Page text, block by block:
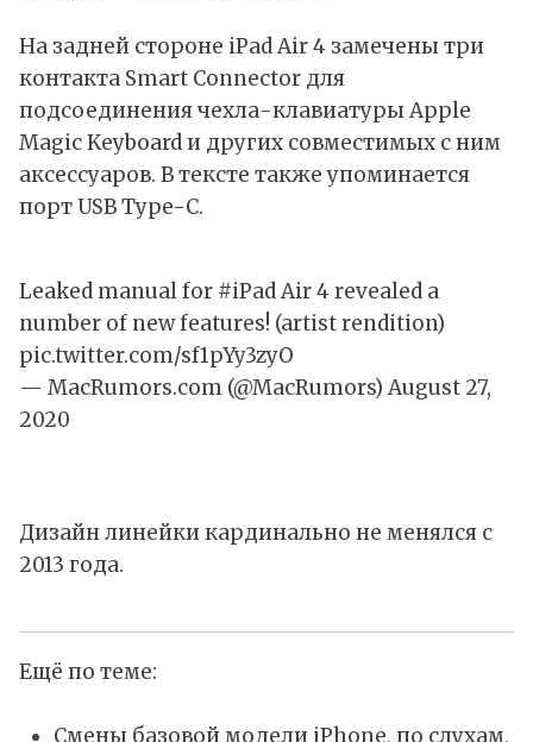
На задней стороне iPad Air 4 замечены три
контакта Smart Connector для
подсоединения чехла-клавиатуры Apple
Magic Keyboard и других совместимых с ним
аксессуаров. В тексте также упоминается
порт USB Type-C.
Leaked manual for #iPadAir 4 revealed a
number of new features! (artist rendition)
pic.twitter.com/sf1pYy3zyO
— MacRumors.com (@MacRumors) August 27,
2020
Дизайн линейки кардинально не менялся с
2013 года.
Ещё по теме:
Смены базовой модели iPhone, по слухам,